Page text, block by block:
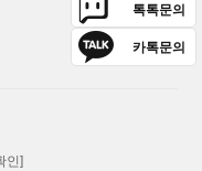
톡톡문의
카톡문의
인]